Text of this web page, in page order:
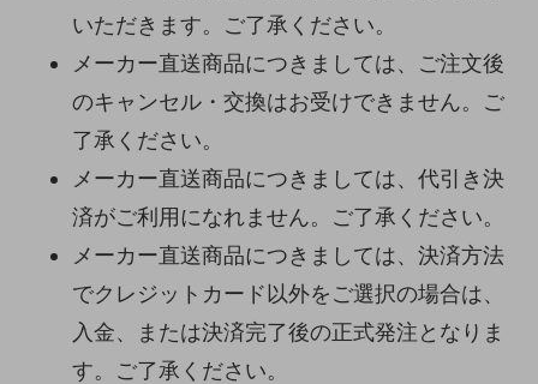
いただきます。ご了承ください。
メーカー直送商品につきましては、ご注文後
のキャンセル・交換はお受けできません。ご
了承ください。
メーカー直送商品につきましては、代引き決
済がご利用になれません。ご了承ください。
メーカー直送商品につきましては、決済方法
でクレジットカード以外をご選択の場合は、
入金、または決済完了後の正式発注となりま
す。ご了承ください。